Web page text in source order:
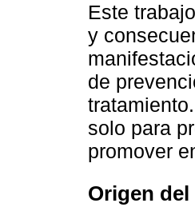
Este
y
de
solo para
promover
Origen